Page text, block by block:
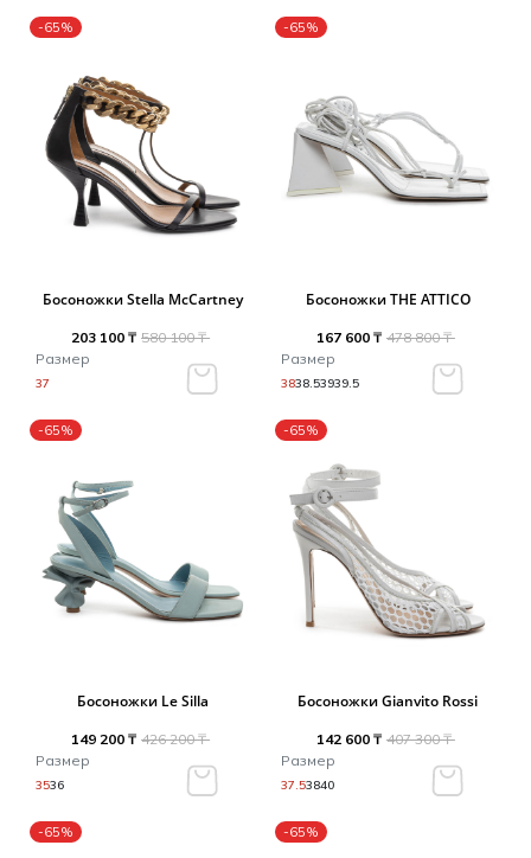
-65%
Босоножки Stella McCartney
203 100 ₸ 580 100 ₸
Размер
37
-65%
Босоножки THE ATTICO
167 600 ₸ 478 800 ₸
Размер
3838.53939.5
-65%
Босоножки Le Silla
149 200 ₸ 426 200 ₸
Размер
3536
-65%
Босоножки Gianvito Rossi
142 600 ₸ 407 300 ₸
Размер
37.53840
-65% -65%